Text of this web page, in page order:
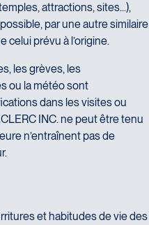
attractions, sites...),
par une autre similaire
celui prévu à l’origine.
les grèves, les
ou la météo sont
dans les visites ou
INC. ne peut être tenu
n’entraînent pas de
et habitudes de vie des